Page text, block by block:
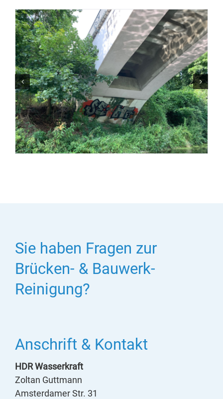
Sie haben Fragen zur
Brücken- & Bauwerk-
Reinigung?
Anschrift & Kontakt
HDR Wasserkraft
Zoltan Guttmann
Amsterdamer Str. 31